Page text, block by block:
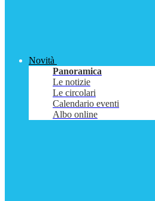
Novità
Panoramica
Le notizie
Le circolari
Calendario eventi
Albo online